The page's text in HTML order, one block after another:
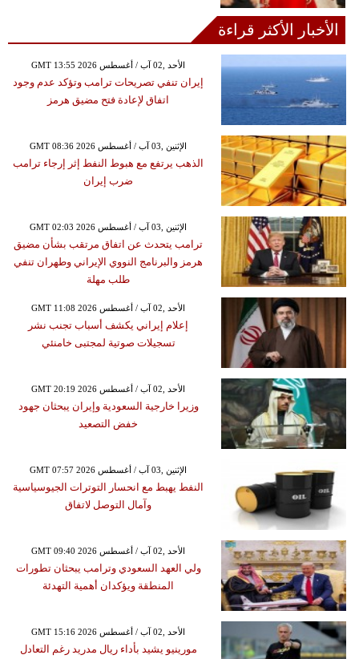
الأخبار الأكثر قراءة
GMT 13:55 2026 الأحد ,02 آب / أغسطس
إيران تنفي تصريحات ترامب وتؤكد عدم وجود
اتفاق لإعادة فتح مضيق هرمز
GMT 08:36 2026 الإثنين ,03 آب / أغسطس
الذهب يرتفع مع هبوط النفط إثر إرجاء ترامب
ضرب إيران
GMT 02:03 2026 الإثنين ,03 آب / أغسطس
ترامب يتحدث عن اتفاق مرتقب بشأن مضيق
هرمز والبرنامج النووي الإيراني وطهران تنفي
طلب مهلة
GMT 11:08 2026 الأحد ,02 آب / أغسطس
إعلام إيراني يكشف أسباب تجنب نشر
تسجيلات صوتية لمجتبى خامنئي
GMT 20:19 2026 الأحد ,02 آب / أغسطس
وزيرا خارجية السعودية وإيران يبحثان جهود
خفض التصعيد
GMT 07:57 2026 الإثنين ,03 آب / أغسطس
النفط يهبط مع انحسار التوترات الجيوسياسية
وآمال التوصل لاتفاق
GMT 09:40 2026 الأحد ,02 آب / أغسطس
ولي العهد السعودي وترامب يبحثان تطورات
المنطقة ويؤكدان أهمية التهدئة
GMT 15:16 2026 الأحد ,02 آب / أغسطس
مورينيو يشيد بأداء ريال مدريد رغم التعادل